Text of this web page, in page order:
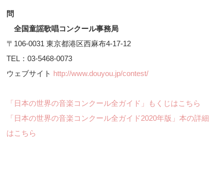
問
全国童謡歌唱コンクール事務局
〒106-0031 東京都港区西麻布4-17-12
TEL：03-5468-0073
ウェブサイト http://www.douyou.jp/contest/
「日本の世界の音楽コンクール全ガイド」もくじはこちら
「日本の世界の音楽コンクール全ガイド2020年版」本の詳細
はこちら